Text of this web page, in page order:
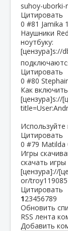
suhoy-
Цитировать
0 #81 Jamika
Наушники
ноутбуку:
[цензура]s://
Цитировать
0 #80
Как
[цензура]s://
Используйте
Цитировать
0 #79 Matilda
Игры
скачать игры
[цензура]://
or/
Цитировать
123456789
Обновить
RSS лента
Добавить